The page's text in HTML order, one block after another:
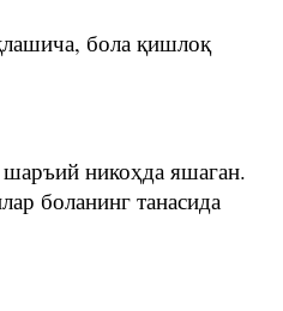
бола қишлоқ
никоҳда яшаган.
боланинг танасида